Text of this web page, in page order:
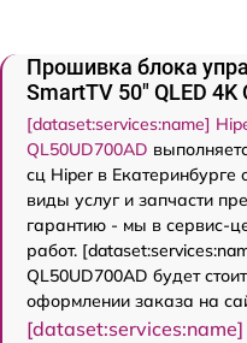
Прошивка блока
SmartTV 50" QLED
[dataset:services:name]
QL50UD700AD
сц Hiper в
виды услуг и запчасти
гарантию - мы в сервис-
работ.
QL50UD700AD будет
оформлении заказа на